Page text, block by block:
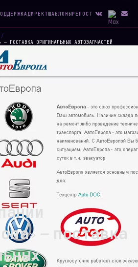
ДИРЕКТШАБЛОНЫРЕПОСТ
/
— ПОСТАВКА ОРИГИНАЛЬНЫХ АВТОЗАПЧАСТЕЙ
— поставка